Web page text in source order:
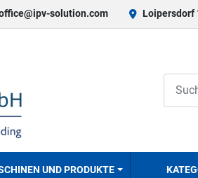
solution.com Loipersdorf
UND PRODUKTE